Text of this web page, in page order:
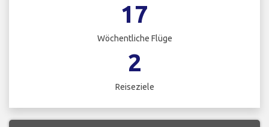
17
Wöchentliche Flüge
2
Reiseziele